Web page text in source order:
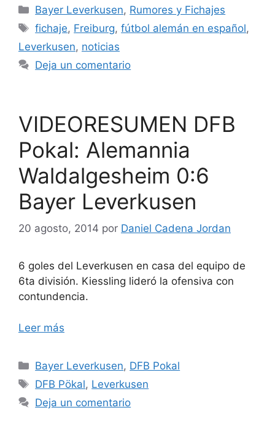
Categorías
Bayer Leverkusen, Rumores y Fichajes
Etiquetas
fichaje, Freiburg,fútbol alemán en español,
Leverkusen, noticias
Deja un comentario
VIDEORESUMEN DFB
Pokal: Alemannia
Waldalgesheim 0:6
Bayer Leverkusen
20 agosto, 2014 por Daniel Cadena Jordan
6 goles del Leverkusen en casa del equipo de
6ta división. Kiessling lideró la ofensiva con
contundencia.
Leer más
Categorías
Bayer Leverkusen, DFB Pokal
Etiquetas
DFB Pökal, Leverkusen
Deja un comentario